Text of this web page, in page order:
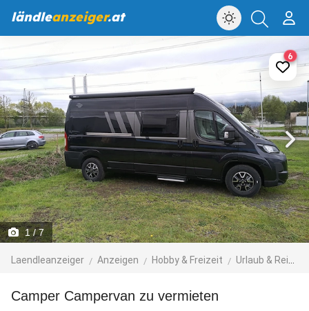
ländleanzeiger.at
1/ 7
Laendleanzeiger Anzeigen Hobby & Freizeit Urlaub & Reisen
6
Camper Campervan zu vermieten